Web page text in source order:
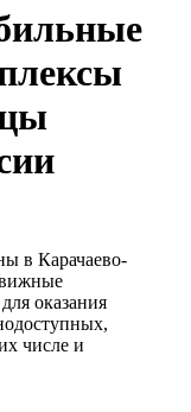
в Карачаево-
оказания
числе и